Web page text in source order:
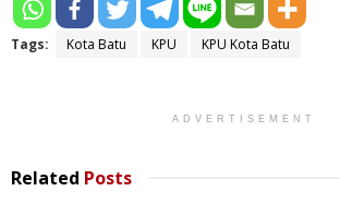
Tags: Kota Batu KPU KPU Kota Batu
ADVERTISEMENT
Related Posts